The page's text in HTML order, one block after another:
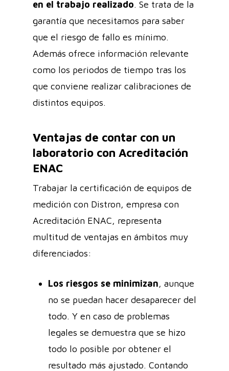
en el trabajo realizado. Se trata de la
garantía que necesitamos para saber
que el riesgo de fallo es mínimo.
Además ofrece información relevante
como los periodos de tiempo tras los
que conviene realizar calibraciones de
distintos equipos.
Ventajas de contar con un
laboratorio con Acreditación
ENAC
Trabajar la certificación de equipos de
medición con Distron, empresa con
Acreditación ENAC, representa
multitud de ventajas en ámbitos muy
diferenciados:
Los riesgos se minimizan, aunque
no se puedan hacer desaparecer del
todo. Y en caso de problemas
legales se demuestra que se hizo
todo lo posible por obtener el
resultado más ajustado. Contando